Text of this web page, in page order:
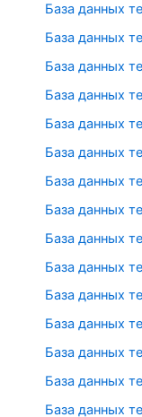
База данных
База данных
База данных
База данных
База данных
База данных
База данных
База данных
База данных
База данных
База данных
База данных
База данных
База данных
База данных